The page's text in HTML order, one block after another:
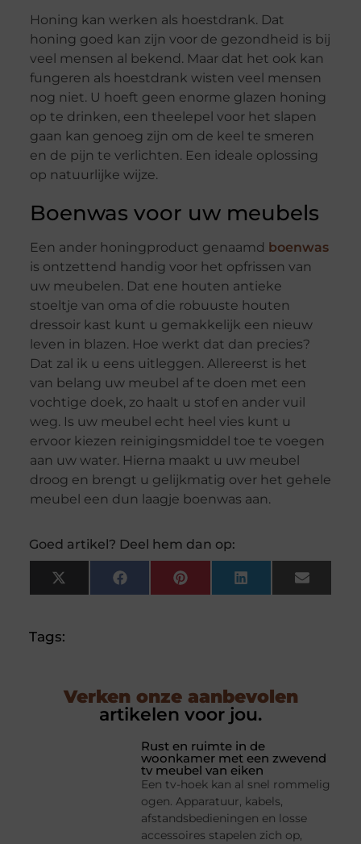
Honing kan werken als hoestdrank. Dat
honing goed kan zijn voor de gezondheid is bij
veel mensen al bekend. Maar dat het ook kan
fungeren als hoestdrank wisten veel mensen
nog niet. U hoeft geen enorme glazen honing
op te drinken, een theelepel voor het slapen
gaan kan genoeg zijn om de keel te smeren
en de pijn te verlichten. Een ideale oplossing
op natuurlijke wijze.
Boenwas voor uw meubels
Een ander honingproduct genaamd boenwas
is ontzettend handig voor het opfrissen van
uw meubelen. Dat ene houten antieke
stoeltje van oma of die robuuste houten
dressoir kast kunt u gemakkelijk een nieuw
leven in blazen. Hoe werkt dat dan precies?
Dat zal ik u eens uitleggen. Allereerst is het
van belang uw meubel af te doen met een
vochtige doek, zo haalt u stof en ander vuil
weg. Is uw meubel echt heel vies kunt u
ervoor kiezen reinigingsmiddel toe te voegen
aan uw water. Hierna maakt u uw meubel
droog en brengt u gelijkmatig over het gehele
meubel een dun laagje boenwas aan.
Goed artikel? Deel hem dan op:
X
(Twitter)
FacebookPinterestLinkedInEmail
Tags:
Verken onze aanbevolen
artikelen voor jou.
Rust en ruimte in de
woonkamer met een zwevend
tv meubel van eiken
Een tv-hoek kan al snel rommelig
ogen. Apparatuur, kabels,
afstandsbedieningen en losse
accessoires stapelen zich op,